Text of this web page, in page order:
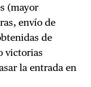
(mayor
envío de
de
victorias
la entrada en